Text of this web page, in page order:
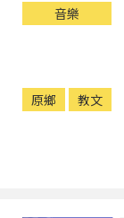
音樂
原鄉 教文